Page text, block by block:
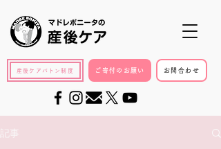
産後ケアバトン制度 ご寄付のお願い お問合わせ
記事